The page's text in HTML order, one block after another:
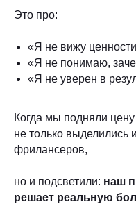
Это про:
«Я не вижу
«Я не понимаю,
«Я не уверен в
Когда мы подняли цену
не только выделились
фрилансеров,
но и подсветили: наш
решает реальную